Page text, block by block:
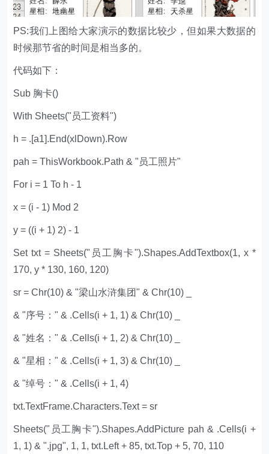
PS:我们上图给大家演示的数据比较少，但如果大数据的
时候那节省的时间是相当多的。
代码如下：
Sub 胸卡()
With Sheets("员工资料")
h = .[a1].End(xlDown).Row
pah = ThisWorkbook.Path & "员工照片"
For i = 1 To h - 1
x = (i - 1) Mod 2
y = ((i + 1) 2) - 1
Set txt = Sheets("员工胸卡").Shapes.AddTextbox(1, x *
170, y * 130, 160, 120)
sr = Chr(10) & "梁山水浒集团" & Chr(10) _
& "序号：" & .Cells(i + 1, 1) & Chr(10) _
& "姓名：" & .Cells(i + 1, 2) & Chr(10) _
& "星相：" & .Cells(i + 1, 3) & Chr(10) _
& "绰号：" & .Cells(i + 1, 4)
txt.TextFrame.Characters.Text = sr
Sheets("员工胸卡").Shapes.AddPicture pah & .Cells(i +
1, 1) & ".jpg", 1, 1, txt.Left + 85, txt.Top + 5, 70, 110